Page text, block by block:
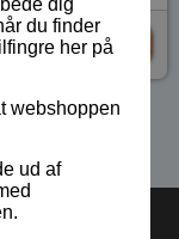
KØB
metal kunst
dig
du finder
her på
webshoppen
ud af